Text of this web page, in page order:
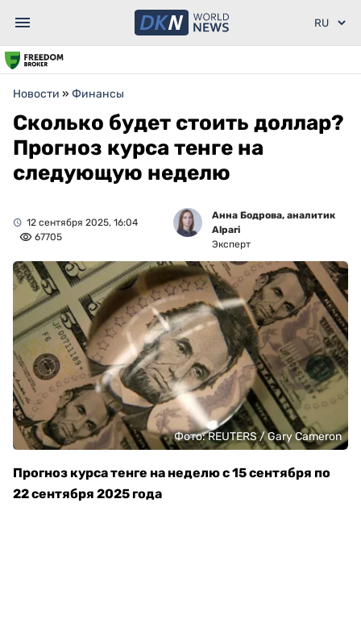
Новости » Финансы
Сколько будет стоить доллар?
Прогноз курса тенге на
следующую неделю
12 сентября 2025, 16:04
67705
Анна Бодрова, аналитик
Alpari
Эксперт
Фото: REUTERS / Gary Cameron
Прогноз курса тенге на неделю с 15 сентября по
22 сентября 2025 года